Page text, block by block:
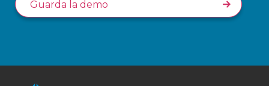
Guarda la demo